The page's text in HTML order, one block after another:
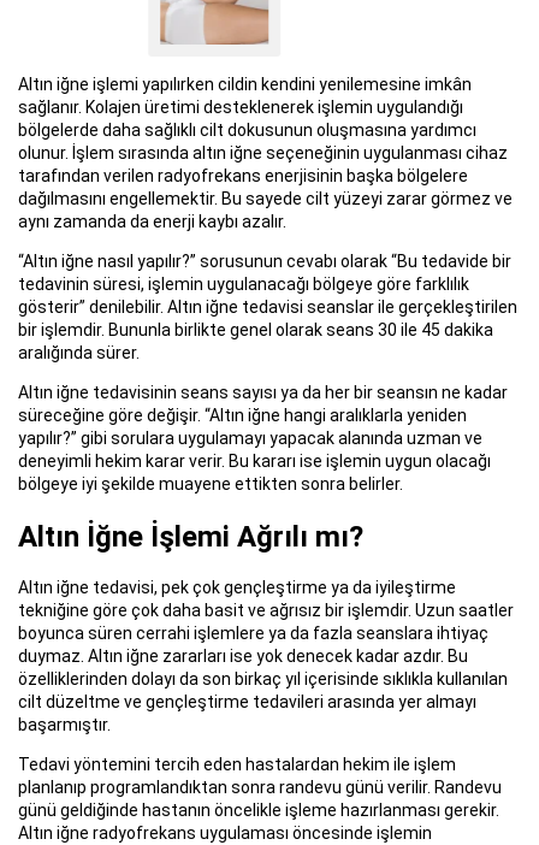
Altın iğne işlemi yapılırken cildin kendini yenilemesine imkân
sağlanır. Kolajen üretimi desteklenerek işlemin uygulandığı
bölgelerde daha sağlıklı cilt dokusunun oluşmasına yardımcı
olunur. İşlem sırasında altın iğne seçeneğinin uygulanması cihaz
tarafından verilen radyofrekans enerjisinin başka bölgelere
dağılmasını engellemektir. Bu sayede cilt yüzeyi zarar görmez ve
aynı zamanda da enerji kaybı azalır.
“Altın iğne nasıl yapılır?” sorusunun cevabı olarak “Bu tedavide bir
tedavinin süresi, işlemin uygulanacağı bölgeye göre farklılık
gösterir” denilebilir. Altın iğne tedavisi seanslar ile gerçekleştirilen
bir işlemdir. Bununla birlikte genel olarak seans 30 ile 45 dakika
aralığında sürer.
Altın iğne tedavisinin seans sayısı ya da her bir seansın ne kadar
süreceğine göre değişir. “Altın iğne hangi aralıklarla yeniden
yapılır?” gibi sorulara uygulamayı yapacak alanında uzman ve
deneyimli hekim karar verir. Bu kararı ise işlemin uygun olacağı
bölgeye iyi şekilde muayene ettikten sonra belirler.
Altın İğne İşlemi Ağrılı mı?
Altın iğne tedavisi, pek çok gençleştirme ya da iyileştirme
tekniğine göre çok daha basit ve ağrısız bir işlemdir. Uzun saatler
boyunca süren cerrahi işlemlere ya da fazla seanslara ihtiyaç
duymaz. Altın iğne zararları ise yok denecek kadar azdır. Bu
özelliklerinden dolayı da son birkaç yıl içerisinde sıklıkla kullanılan
cilt düzeltme ve gençleştirme tedavileri arasında yer almayı
başarmıştır.
Tedavi yöntemini tercih eden hastalardan hekim ile işlem
planlanıp programlandıktan sonra randevu günü verilir. Randevu
günü geldiğinde hastanın öncelikle işleme hazırlanması gerekir.
Altın iğne radyofrekans uygulaması öncesinde işlemin